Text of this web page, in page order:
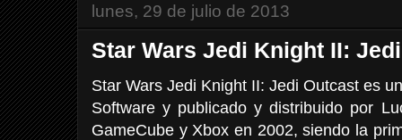
lunes, 29 de julio de 2013
Star Wars Jedi Knight II:
Star Wars Jedi Knight II: Jedi Outcast es
Software y publicado y distribuido por
GameCube y Xbox en 2002, siendo la